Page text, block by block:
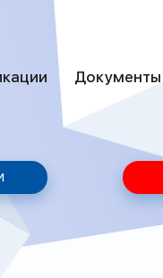
Документы